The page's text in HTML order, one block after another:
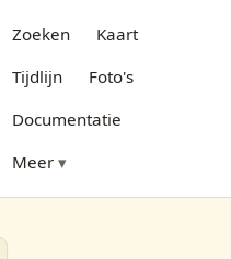
Zoeken
Kaart
Tijdlijn
Foto's
Documentatie
Meer